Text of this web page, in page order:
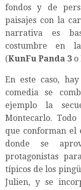
fondos y de
paisajes con la
narrativa es
costumbre en
(KunFu Panda 3 o
En este caso,
comedia se
ejemplo la
Montecarlo.
que conforman el
donde se
protagonistas
típicos de los
Julien, y se